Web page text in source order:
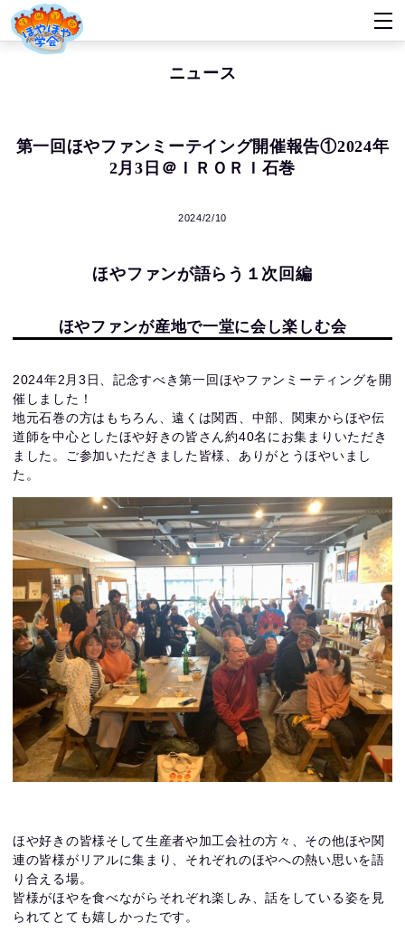
ニュース
第一回ほやファンミーテイング開催報告①2024年
2月3日＠ＩＲＯＲＩ石巻
2024/2/10
ほやファンが語らう１次回編
ほやファンが産地で一堂に会し楽しむ会
2024年2月3日、記念すべき第一回ほやファンミーティングを開
催しました！
地元石巻の方はもちろん、遠くは関西、中部、関東からほや伝
道師を中心としたほや好きの皆さん約40名にお集まりいただき
ました。ご参加いただきました皆様、ありがとうほやいまし
た。
ほや好きの皆様そして生産者や加工会社の方々、その他ほや関
連の皆様がリアルに集まり、それぞれのほやへの熱い思いを語
り合える場。
皆様がほやを食べながらそれぞれ楽しみ、話をしている姿を見
られてとても嬉しかったです。